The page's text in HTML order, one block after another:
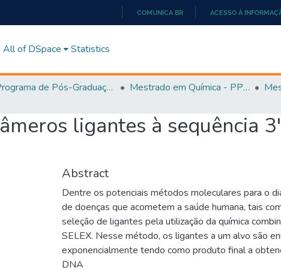
CONTEÚDO
COMUNICA BR ACESSO À
All of DSpace Statistics
Programa de Pós-Graduação em Química - PPGQ Mestrado em Química - PPGQ
ligantes à sequência
Abstract
Dentre os potenciais métodos moleculares para o
de doenças que acometem a saúde humana, tais
seleção de ligantes pela utilização da química
SELEX. Nesse método, os ligantes a um alvo são
exponencialmente tendo como produto final a
DNA